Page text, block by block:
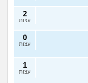
2
עצות
0
עצות
1
עצות